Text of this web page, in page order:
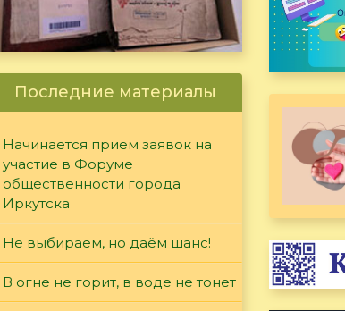
Последние материалы
Начинается прием заявок на
участие в Форуме
общественности города
Иркутска
Не выбираем, но даём шанс!
В огне не горит, в воде не тонет